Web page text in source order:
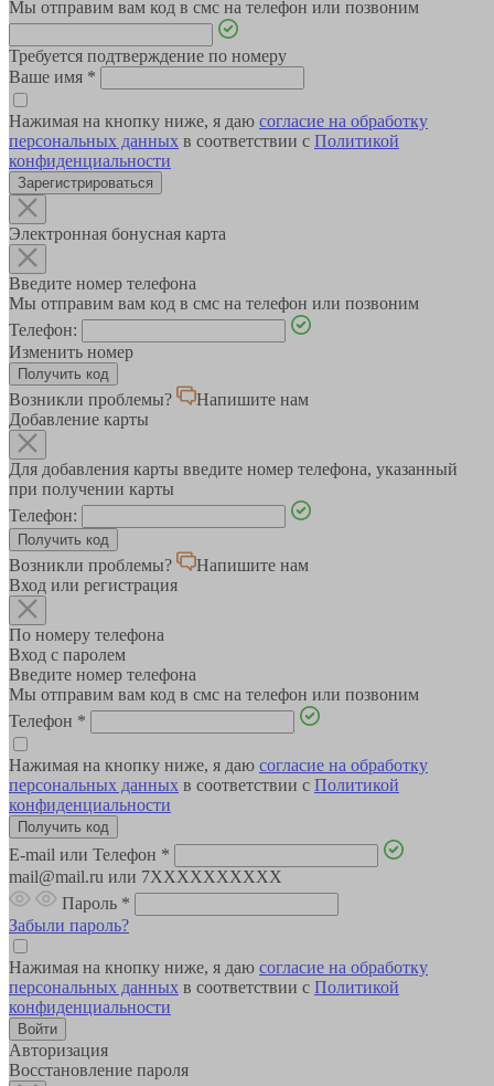
Мы отправим вам код в смс на телефон или позвоним
Требуется подтверждение по номеру
Ваше имя *
Нажимая на кнопку ниже, я даю согласие на обработку
персональных данных в соответствии с Политикой
конфиденциальности
Зарегистрироваться
Электронная бонусная карта
Введите номер телефона
Мы отправим вам код в смс на телефон или позвоним
Телефон:
Изменить номер
Возникли проблемы?
Напишите нам
Добавление карты
Для добавления карты введите номер телефона, указанный
при получении карты
Телефон:
Возникли проблемы?
Напишите нам
Вход или регистрация
По номеру телефона
Вход с паролем
Введите номер телефона
Мы отправим вам код в смс на телефон или позвоним
Телефон *
Нажимая на кнопку ниже, я даю согласие на обработку
персональных данных в соответствии с Политикой
конфиденциальности
E-mail или Телефон *
mail@mail.ru или 7XXXXXXXXXX
Пароль *
Забыли пароль?
Нажимая на кнопку ниже, я даю согласие на обработку
персональных данных в соответствии с Политикой
конфиденциальности
Авторизация
Восстановление пароля